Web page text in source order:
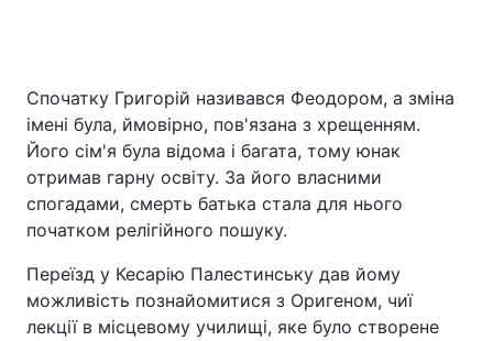
Спочатку Григорій називався Феодором, а зміна
імені була, ймовірно, пов'язана з хрещенням.
Його сім'я була відома і багата, тому юнак
отримав гарну освіту. За його власними
спогадами, смерть батька стала для нього
початком релігійного пошуку.
Переїзд у Кесарію Палестинську дав йому
можливість познайомитися з Оригеном, чиї
лекції в місцевому училищі, яке було створене